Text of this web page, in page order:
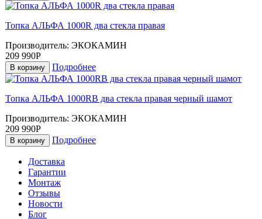
Топка АЛЬФА 1000R два стекла правая
Производитель: ЭКОКАМИН
209 990Р
В корзину Подробнее
Топка АЛЬФА 1000RB два стекла правая черный шамот
Производитель: ЭКОКАМИН
209 990Р
В корзину Подробнее
Доставка
Гарантии
Монтаж
Отзывы
Новости
Блог